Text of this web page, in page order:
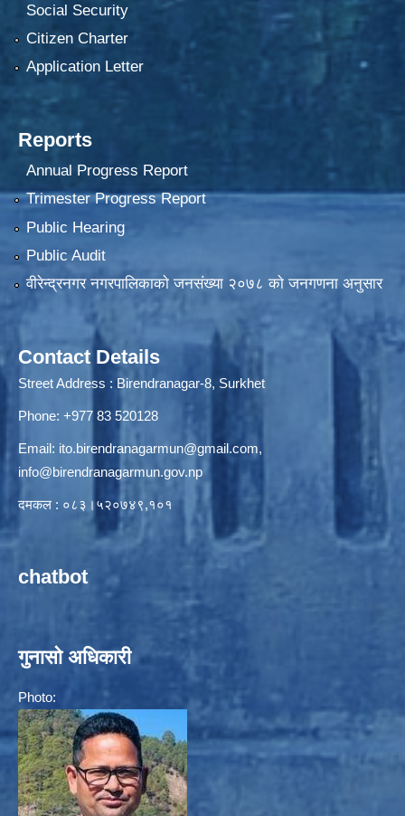
Social Security
Citizen Charter
Application Letter
Reports
Annual Progress Report
Trimester Progress Report
Public Hearing
Public Audit
वीरेन्द्रनगर नगरपालिकाकाे जनसंख्या २०७८ काे जनगणना अनुसार
Contact Details
Street Address : Birendranagar-8, Surkhet
Phone: +977 83 520128
Email: ito.birendranagarmun@gmail.com,
info@birendranagarmun.gov.np
दमकल : ०८३।५२०७४९,१०१
chatbot
गुनासो अधिकारी
Photo: